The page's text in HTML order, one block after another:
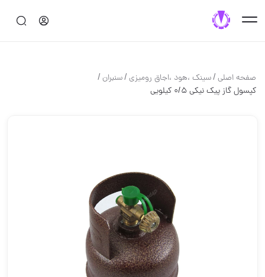
صفحه اصلی/سینک ،هود ،اجاق رومیزی/سنبران/
کپسول گاز پیک نیکی 0/5 کیلویی